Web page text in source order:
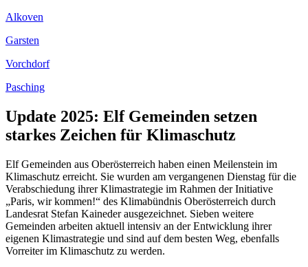
Alkoven
Garsten
Vorchdorf
Pasching
Update 2025: Elf Gemeinden setzen
starkes Zeichen für Klimaschutz
Elf Gemeinden aus Oberösterreich haben einen Meilenstein im
Klimaschutz erreicht. Sie wurden am vergangenen Dienstag für die
Verabschiedung ihrer Klimastrategie im Rahmen der Initiative
„Paris, wir kommen!“ des Klimabündnis Oberösterreich durch
Landesrat Stefan Kaineder ausgezeichnet. Sieben weitere
Gemeinden arbeiten aktuell intensiv an der Entwicklung ihrer
eigenen Klimastrategie und sind auf dem besten Weg, ebenfalls
Vorreiter im Klimaschutz zu werden.